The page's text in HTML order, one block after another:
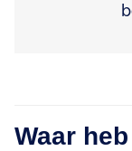
Waar